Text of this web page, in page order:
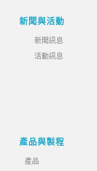
新聞與活動
新聞訊息
活動訊息
產品與製程
產品